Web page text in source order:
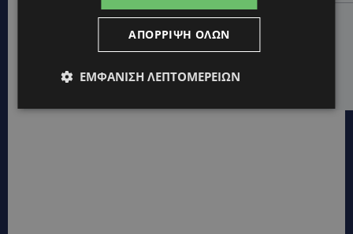
ΟΡΦΕΑΣ ΣΟΛΩΜΟΥ: Ο 10χρονος Κύπριος που
πρωταγωνιστεί στην εκστρατεία εξοικονόμησης
νερού – Απλά βήματα που κάνουν τη διαφορά -
(Βίντεο)
ΑΠΌΡΡΙΨΗ ΌΛΩΝ
ΕΜΦΆΝΙΣΗ ΛΕΠΤΟΜΕΡΕΙΏΝ